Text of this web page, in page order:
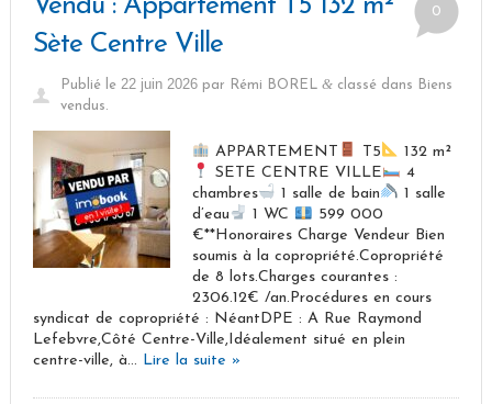
0
Vendu : Appartement T5 132 m²
Sète Centre Ville
Publié le 22 juin 2026par Rémi BOREL &classé dans
Biens
vendus.
APPARTEMENT T5
132 m²
SETE CENTRE VILLE
4
chambres
1 salle de bain
1 salle
d’eau
1 WC
599 000
€**Honoraires Charge Vendeur Bien
soumis à la copropriété.Copropriété
de 8 lots.Charges courantes :
2306.12€ /an.Procédures en cours
syndicat de copropriété : NéantDPE : A Rue Raymond
Lefebvre,Côté Centre-Ville,Idéalement situé en plein
centre-ville, à… Lire la suite »